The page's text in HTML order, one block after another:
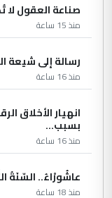
صناعة العقول لا
منذ 15 ساعة
رسالة إلى شيعة
منذ 16 ساعة
انهيار الأخلاق
بسبب...
منذ 16 ساعة
عاشُورْاءُ.. السّنَةُ
منذ 18 ساعة